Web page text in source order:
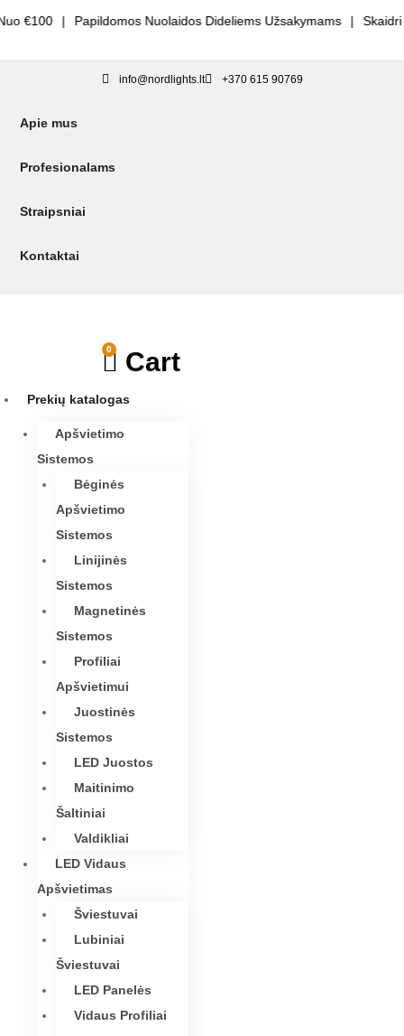
€100 | Papildomos Nuolaidos Dideliems Užsakymams | Skaidri
info@nordlights.lt +370 615 90769
Apie mus
Profesionalams
Straipsniai
Kontaktai
0 Cart
Prekių katalogas
Apšvietimo
Sistemos
Bėginės
Apšvietimo
Sistemos
Linijinės
Sistemos
Magnetinės
Sistemos
Profiliai
Apšvietimui
Juostinės
Sistemos
LED Juostos
Maitinimo
Šaltiniai
Valdikliai
LED Vidaus
Apšvietimas
Šviestuvai
Lubiniai
Šviestuvai
LED Panelės
Vidaus Profiliai